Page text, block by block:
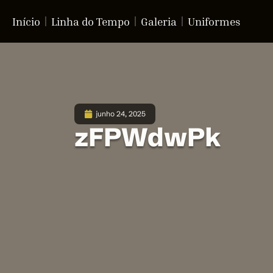
Início Linha do Tempo Galeria Uniformes
junho 24, 2025
zFPWdwPk